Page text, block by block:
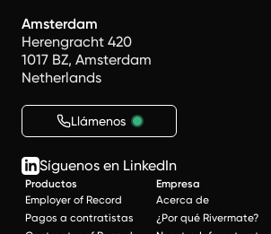
Amsterdam
Herengracht 420
1017 BZ, Amsterdam
Netherlands
Llámenos
Síguenos en LinkedIn
Productos
Employer of Record
Pagos a contratistas
Empresa
Acerca de
¿Por qué Rivermate?